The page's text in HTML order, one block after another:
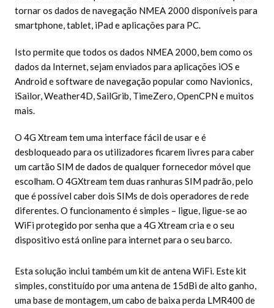
tornar os dados de navegação NMEA 2000 disponíveis para
smartphone, tablet, iPad e aplicações para PC.
Isto permite que todos os dados NMEA 2000, bem como os
dados da Internet, sejam enviados para aplicações iOS e
Android e software de navegação popular como Navionics,
iSailor, Weather4D, SailGrib, TimeZero, OpenCPN e muitos
mais.
O 4G Xtream tem uma interface fácil de usar e é
desbloqueado para os utilizadores ficarem livres para caber
um cartão SIM de dados de qualquer fornecedor móvel que
escolham. O 4GXtream tem duas ranhuras SIM padrão, pelo
que é possível caber dois SIMs de dois operadores de rede
diferentes. O funcionamento é simples – ligue, ligue-se ao
WiFi protegido por senha que a 4G Xtream cria e o seu
dispositivo está online para internet para o seu barco.
Esta solução inclui também um kit de antena WiFi. Este kit
simples, constituído por uma antena de 15dBi de alto ganho,
uma base de montagem, um cabo de baixa perda LMR400 de